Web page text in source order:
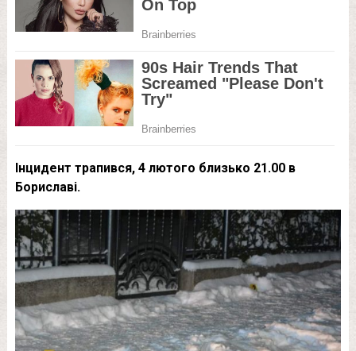
Інцидент трапився, 4 лютого близько 21.00 в
Бориславі.